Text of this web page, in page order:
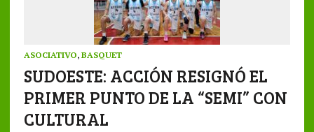
ASOCIATIVO, BASQUET
SUDOESTE: ACCIÓN RESIGNÓ EL
PRIMER PUNTO DE LA “SEMI” CON
CULTURAL